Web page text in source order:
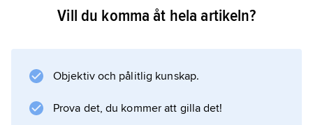
Fluxus Codex
Vill du komma åt hela artikeln?
Objektiv och pålitlig kunskap.
Prova det, du kommer att gilla det!